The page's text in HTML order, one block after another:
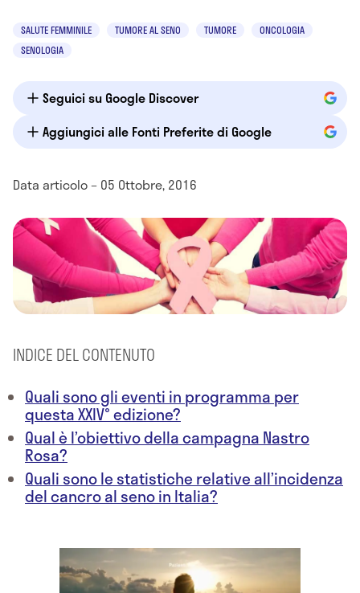
SALUTE FEMMINILE TUMORE AL SENO TUMORE
ONCOLOGIA
SENOLOGIA
Seguici su Google Discover
Aggiungici alle Fonti Preferite di Google
Data articolo – 05 Ottobre, 2016
INDICE DEL CONTENUTO
Quali sono gli eventi in programma per
questa XXIV° edizione?
Qual è l’obiettivo della campagna Nastro
Rosa?
Quali sono le statistiche relative all’incidenza
del cancro al seno in Italia?